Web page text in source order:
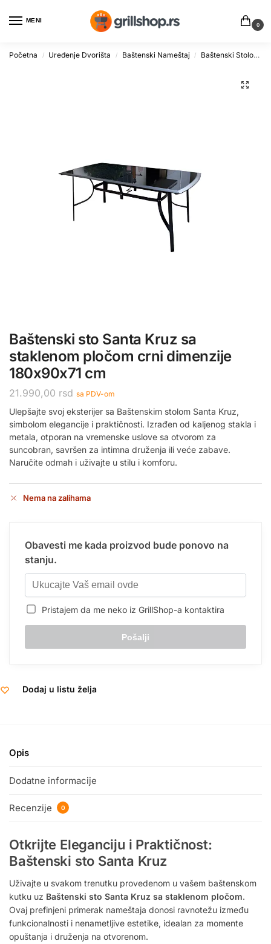
MENI
0
Početna / Uređenje Dvorišta / Baštenski Nameštaj / Baštenski Stolovi
Baštenski sto Santa Kruz sa
staklenom pločom crni dimenzije
180x90x71 cm
21.990,00 rsd sa PDV-om
Ulepšajte svoj eksterijer sa Baštenskim stolom Santa Kruz,
simbolom elegancije i praktičnosti. Izrađen od kaljenog stakla i
metala, otporan na vremenske uslove sa otvorom za
suncobran, savršen za intimna druženja ili veće zabave.
Naručite odmah i uživajte u stilu i komforu.
Nema na zalihama
Obavesti me kada proizvod bude ponovo na
stanju.
Pristajem da me neko iz GrillShop-a kontaktira
Dodaj u listu želja
Opis
Dodatne informacije
Recenzije 0
Otkrijte Eleganciju i Praktičnost:
Baštenski sto Santa Kruz
Uživajte u svakom trenutku provedenom u vašem baštenskom
kutku uz Baštenski sto Santa Kruz sa staklenom pločom.
Ovaj prefinjeni primerak nameštaja donosi ravnotežu između
funkcionalnosti i nenametljive estetike, idealan za momente
opuštanja i druženja na otvorenom.